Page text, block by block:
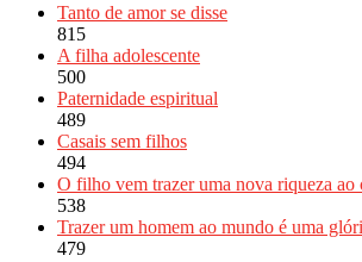
Tanto de amor se disse
815
A filha adolescente
500
Paternidade espiritual
489
Casais sem filhos
494
O filho vem trazer uma nova riqueza ao
538
Trazer um homem ao mundo é uma
479